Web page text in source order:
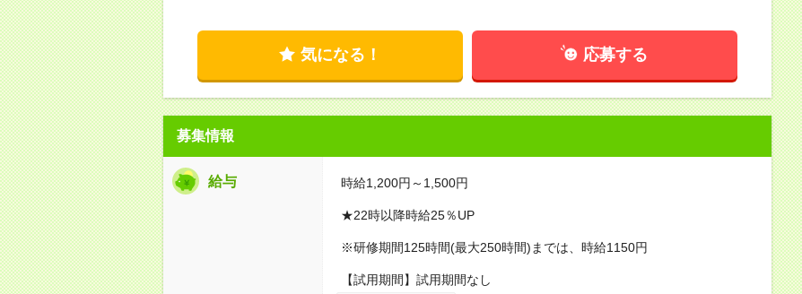
気になる！ 応募する
募集情報
給与 時給1,200円～1,500円
★22時以降時給25％UP
※研修期間125時間(最大250時間)までは、時給1150円
【試用期間】試用期間なし